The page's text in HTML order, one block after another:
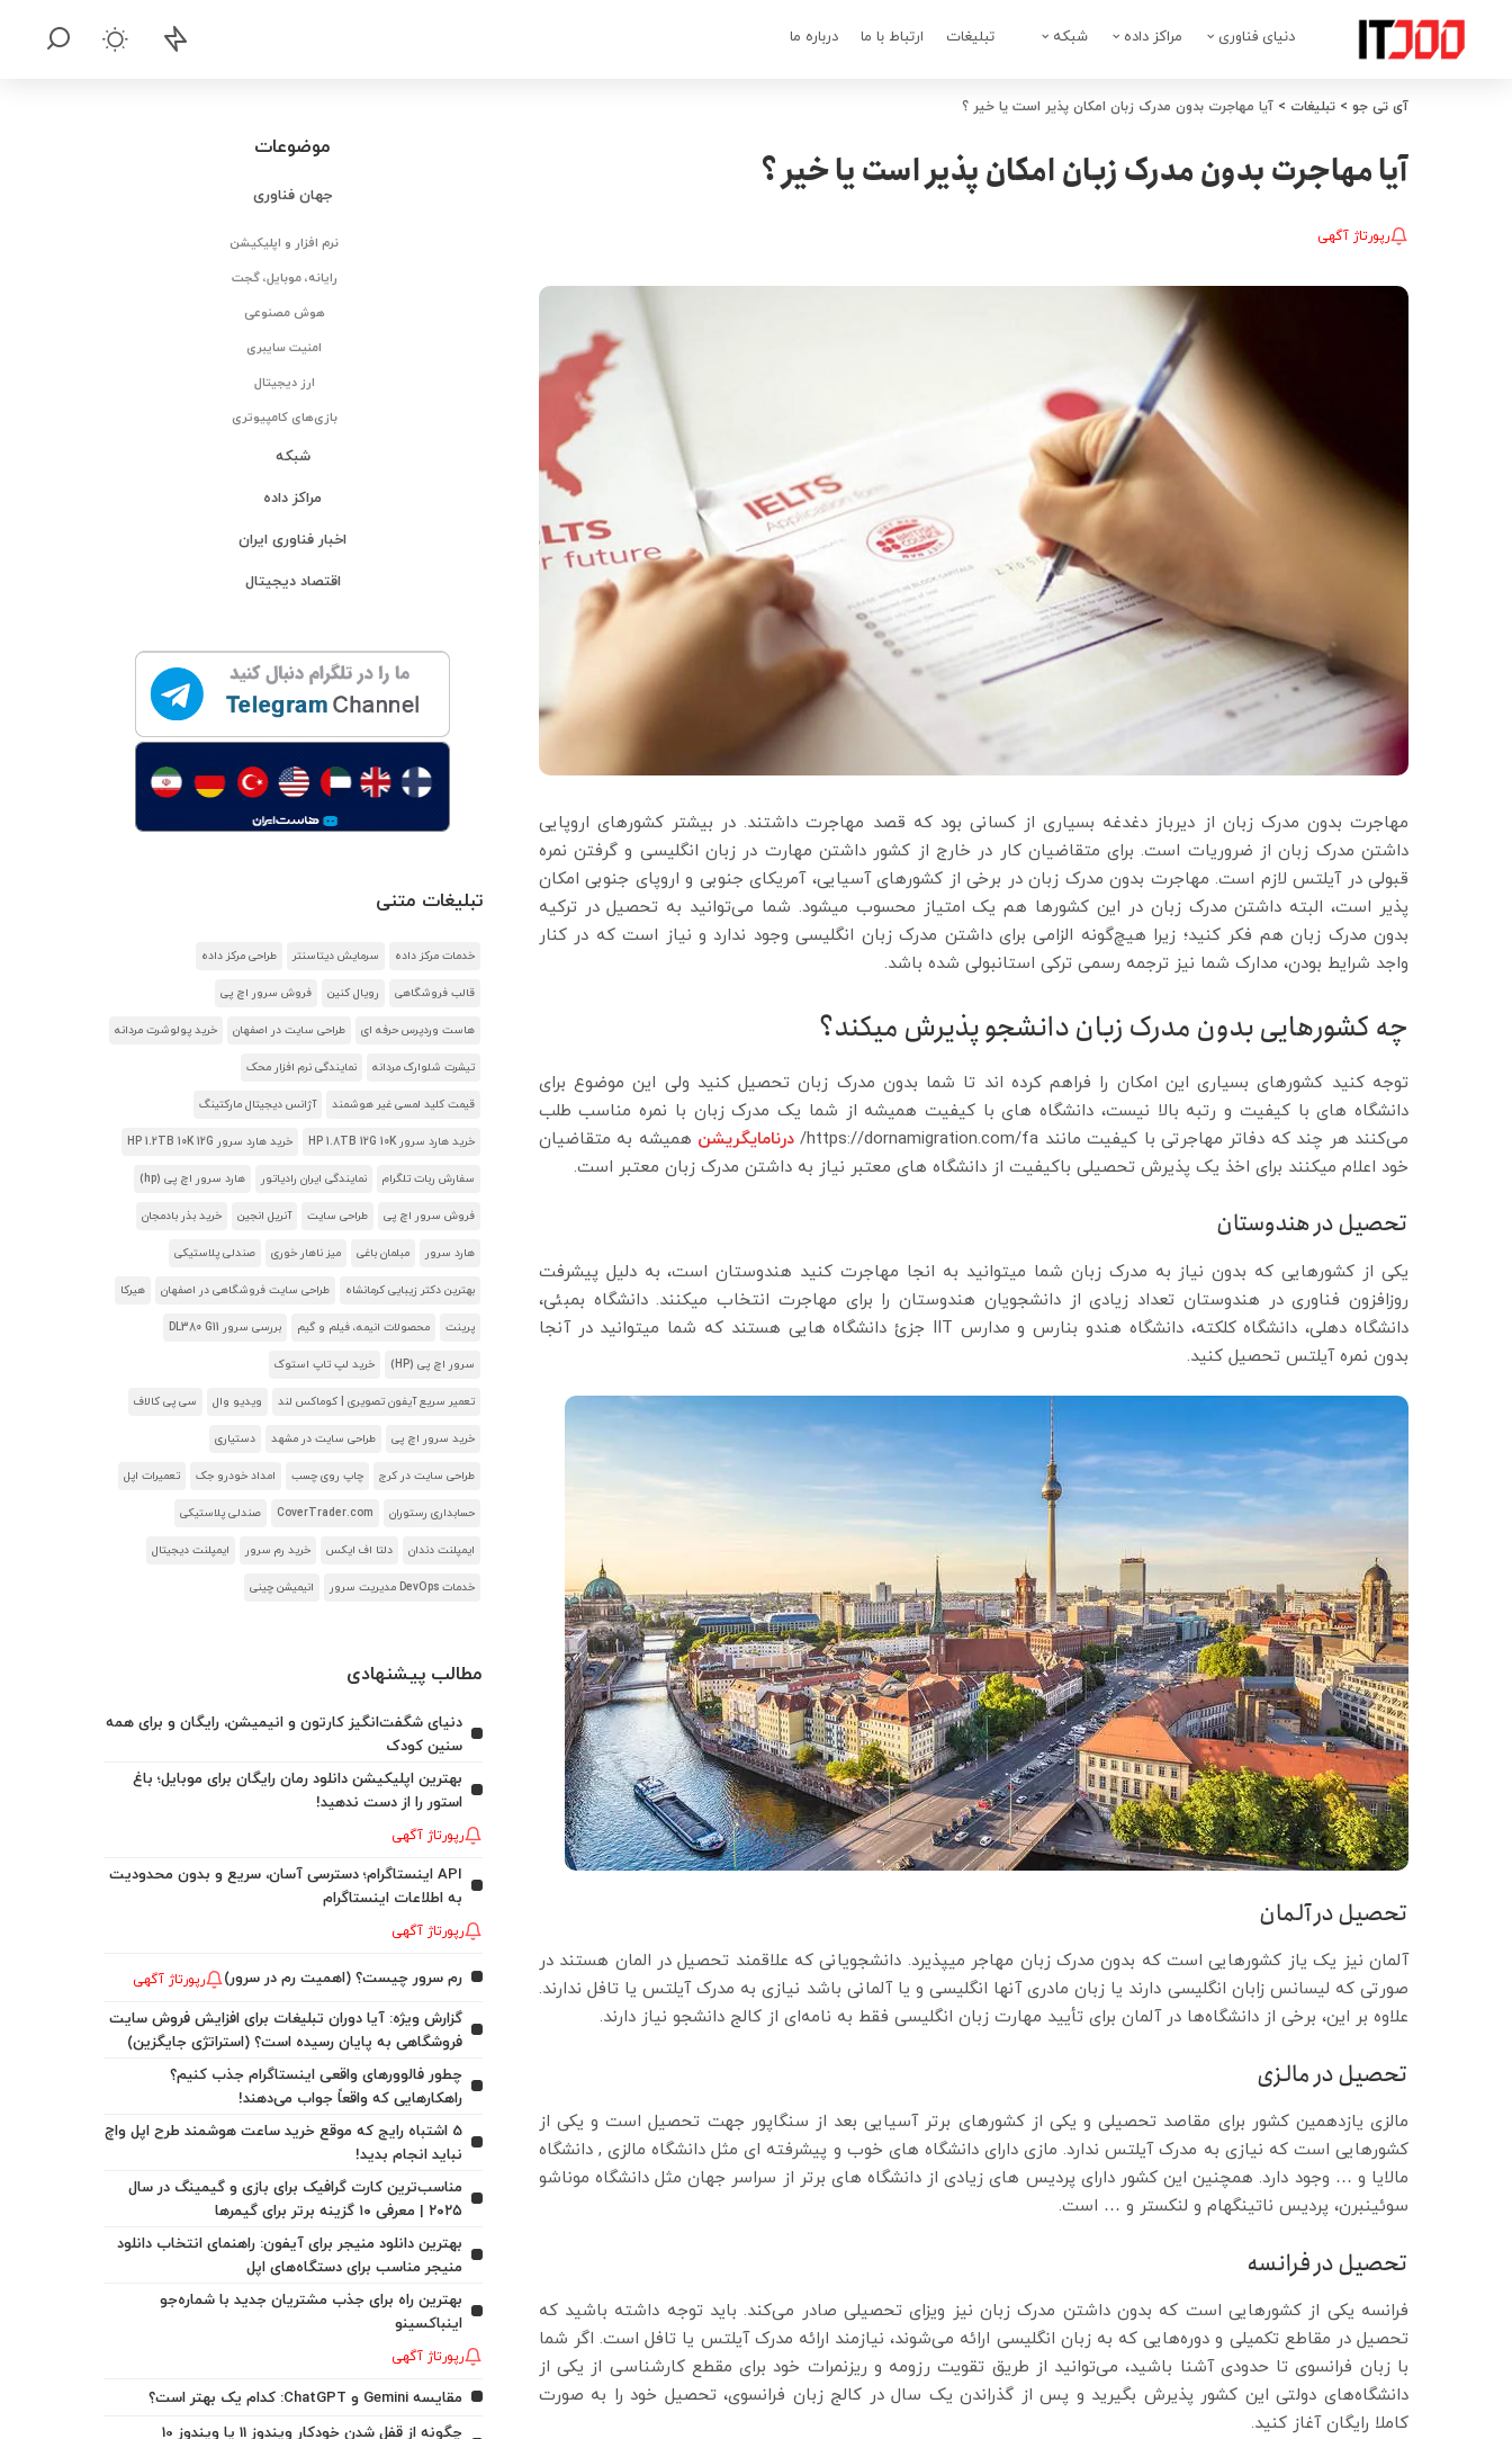
دنیای فناوری مراکز داده شبکه تبلیغات ارتباط با ما درباره ما
آی تی جو > تبلیغات > آیا مهاجرت بدون مدرک زبان امکان پذیر است یا خیر ؟
آیا مهاجرت بدون مدرک زبان امکان پذیر است یا خیر ؟
رپورتاژ آگهی
مهاجرت بدون مدرک زبان از دیرباز دغدغه بسیاری از کسانی بود که قصد مهاجرت داشتند. در بیشتر کشورهای اروپایی
داشتن مدرک زبان از ضروریات است. برای متقاضیان کار در خارج از کشور داشتن مهارت در زبان انگلیسی و گرفتن نمره
قبولی در آیلتس لازم است. مهاجرت بدون مدرک زبان در برخی از کشورهای آسیایی، آمریکای جنوبی و اروپای جنوبی امکان
پذیر است، البته داشتن مدرک زبان در این کشورها هم یک امتیاز محسوب میشود. شما می‌توانید به تحصیل در ترکیه
بدون مدرک زبان هم فکر کنید؛ زیرا هیچ‌گونه الزامی برای داشتن مدرک زبان انگلیسی وجود ندارد و نیاز است که در کنار
واجد شرایط بودن، مدارک شما نیز ترجمه رسمی ترکی استانبولی شده باشد.
چه کشورهایی بدون مدرک زبان دانشجو پذیرش میکند؟
توجه کنید کشورهای بسیاری این امکان را فراهم کرده اند تا شما بدون مدرک زبان تحصیل کنید ولی این موضوع برای
دانشگاه های با کیفیت و رتبه بالا نیست، دانشگاه های با کیفیت همیشه از شما یک مدرک زبان با نمره مناسب طلب
می‌کنند هر چند که دفاتر مهاجرتی با کیفیت مانند https://dornamigration.com/fa/
درنامایگریشن همیشه به متقاضیان
خود اعلام میکنند برای اخذ یک پذیرش تحصیلی باکیفیت از دانشگاه های معتبر نیاز به داشتن مدرک زبان معتبر است.
تحصیل در هندوستان
یکی از کشورهایی که بدون نیاز به مدرک زبان شما میتوانید به انجا مهاجرت کنید هندوستان است، به دلیل پیشرفت
روزافزون فناوری در هندوستان تعداد زیادی از دانشجویان هندوستان را برای مهاجرت انتخاب میکنند. دانشگاه بمبئی،
دانشگاه دهلی، دانشگاه کلکته، دانشگاه هندو بنارس و مدارس IIT جزئ دانشگاه هایی هستند که شما میتوانید در آنجا
بدون نمره آیلتس تحصیل کنید.
تحصیل در آلمان
آلمان نیز یک یاز کشورهایی است که بدون مدرک زبان مهاجر میپذیرد. دانشجویانی که علاقمند تحصیل در المان هستند در
صورتی که لیسانس زابان انگلیسی دارند یا زبان مادری آنها انگلیسی و یا آلمانی باشد نیازی به مدرک آیلتس یا تافل ندارند.
علاوه بر این، برخی از دانشگاه‌ها در آلمان برای تأیید مهارت زبان انگلیسی فقط به نامه‌ای از کالج دانشجو نیاز دارند.
تحصیل در مالزی
مالزی یازدهمین کشور برای مقاصد تحصیلی و یکی از کشورهای برتر آسیایی بعد از سنگاپور جهت تحصیل است و یکی از
کشورهایی است که نیازی به مدرک آیلتس ندارد. مازی دارای دانشگاه های خوب و پیشرفته ای مثل دانشگاه مالزی , دانشگاه
مالایا و … وجود دارد. همچنین این کشور دارای پردیس های زیادی از دانشگاه های برتر از سراسر جهان مثل دانشگاه موناشو
سوئینبرن، پردیس ناتینگهام و لنکستر و … است.
تحصیل در فرانسه
فرانسه یکی از کشورهایی است که بدون داشتن مدرک زبان نیز ویزای تحصیلی صادر می‌کند. باید توجه داشته باشید که
تحصیل در مقاطع تکمیلی و دوره‌هایی که به زبان انگلیسی ارائه می‌شوند، نیازمند ارائه مدرک آیلتس یا تافل است. اگر شما
با زبان فرانسوی تا حدودی آشنا باشید، می‌توانید از طریق تقویت رزومه و ریزنمرات خود برای مقطع کارشناسی از یکی از
دانشگاه‌های دولتی این کشور پذیرش بگیرید و پس از گذراندن یک سال در کالج زبان فرانسوی، تحصیل خود را به صورت
کاملا رایگان آغاز کنید.
موضوعات
جهان فناوری
نرم افزار و اپلیکیشن
رایانه، موبایل، گجت
هوش مصنوعی
امنیت سایبری
ارز دیجیتال
بازی‌های کامپیوتری
شبکه
مراکز داده
اخبار فناوری ایران
اقتصاد دیجیتال
تبلیغات متنی
خدمات مرکز داده سرمایش دیتاسنتر طراحی مرکز داده
قالب فروشگاهی رویال کنین فروش سرور اچ پی
هاست وردپرس حرفه ای طراحی سایت در اصفهان خرید پولوشرت مردانه
تیشرت شلوارک مردانه نمایندگی نرم افزار محک
قیمت کلید لمسی غیر هوشمند آژانس دیجیتال مارکتینگ
خرید هارد سرور HP 1.8TB 12G 10K خرید هارد سرور HP 1.2TB 10K 12G
سفارش ربات تلگرام نمایندگی ایران رادیاتور هارد سرور اچ پی (hp)
فروش سرور اچ پی طراحی سایت آنریل انجین خرید بذر بادمجان
هارد سرور مبلمان باغی میز ناهار خوری صندلی پلاستیکی
بهترین دکتر زیبایی کرمانشاه طراحی سایت فروشگاهی در اصفهان هیرکا
پرینت محصولات انیمه، فیلم و گیم بررسی سرور DL380 G11
سرور اچ پی (HP) خرید لپ تاپ استوک
تعمیر سریع آیفون تصویری | کوماکس لند ویدیو وال سی پی کالاف
خرید سرور اچ پی طراحی سایت در مشهد دستیاری
طراحی سایت در کرج چاپ روی چسب امداد خودرو جک تعمیرات اپل
حسابداری رستوران CoverTrader.com صندلی پلاستیکی
ایمپلنت دندان دلتا اف ایکس خرید رم سرور ایمپلنت دیجیتال
خدمات DevOps مدیریت سرور انیمیشن چینی
مطالب پیشنهادی
دنیای شگفت‌انگیز کارتون و انیمیشن، رایگان و برای همه
سنین کودک
بهترین اپلیکیشن دانلود رمان رایگان برای موبایل؛ باغ
استور را از دست ندهید!
رپورتاژ آگهی
API اینستاگرام؛ دسترسی آسان، سریع و بدون محدودیت
به اطلاعات اینستاگرام
رپورتاژ آگهی
رم سرور چیست؟ (اهمیت رم در سرور) رپورتاژ آگهی
گزارش ویژه: آیا دوران تبلیغات برای افزایش فروش سایت
فروشگاهی به پایان رسیده است؟ (استراتژی جایگزین)
چطور فالوورهای واقعی اینستاگرام جذب کنیم؟
راهکارهایی که واقعاً جواب می‌دهند!
5 اشتباه رایج که موقع خرید ساعت هوشمند طرح اپل واچ
نباید انجام بدید!
مناسب‌ترین کارت گرافیک برای بازی و گیمینگ در سال
۲۰۲۵ | معرفی ۱۰ گزینه برتر برای گیمرها
بهترین دانلود منیجر برای آیفون: راهنمای انتخاب دانلود
منیجر مناسب برای دستگاه‌های اپل
بهترین راه برای جذب مشتریان جدید با شماره‌جو
اینباکسینو
رپورتاژ آگهی
مقایسه Gemini و ChatGPT: کدام یک بهتر است؟
چگونه از قفل شدن خودکار ویندوز 11 یا ویندوز 10